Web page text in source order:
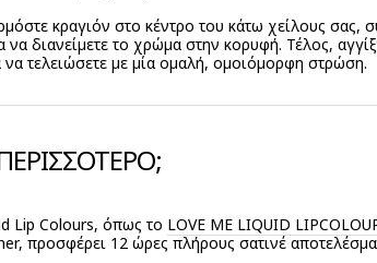
κραγιόν στο κέντρο του κάτω χείλους σας,
διανείμετε το χρώμα στην κορυφή. Τέλος,
τελειώσετε με μία ομαλή, ομοιόμορφη στρώση.
Lip Colours, όπως το LOVE ME LIQUID
προσφέρει 12 ώρες πλήρους σατινέ